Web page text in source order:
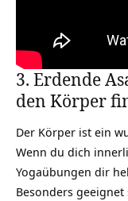
3. Erdende
den Körper
Der Körper ist ein
Wenn du dich
Yogaübungen dir
Besonders